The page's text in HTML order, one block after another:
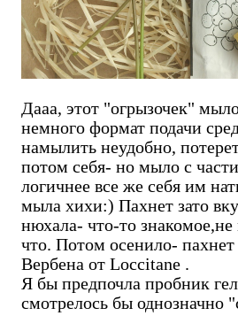
Дааа, этот "огрызочек"
немного формат подачи
намылить неудобно,
потом себя- но мыло с
логичнее все же себя им
мыла хихи:) Пахнет зато
нюхала- что-то
что. Потом осенило-
Вербена от Loccitane .
Я бы предпочла пробник
смотрелось бы однозначно